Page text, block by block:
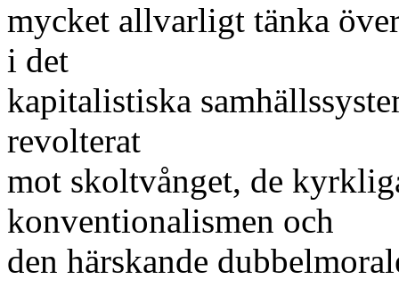
mycket allvarligt tänka
i det
kapitalistiska
revolterat
mot skoltvånget, de
konventionalismen och
den härskande